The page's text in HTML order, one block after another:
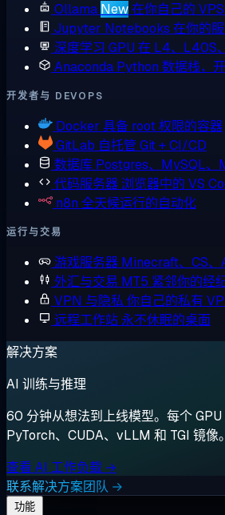
Ollama New在你自己的
Jupyter Notebooks 在你的
深度学习 GPU 在 L4、L40S
Anaconda Python 数据栈，
开发者与 DEVOPS
Docker 具备 root 权限的容器
GitLab 自托管 Git + CI/CD
数据库 Postgres、MySQL、
代码服务器 浏览器中的 VS
n8n 全天候运行的自动化
运行与交易
游戏服务器 Minecraft、CS、
外汇与交易 MT5 紧邻你的经
VPN 与隐私 你自己的私有
远程工作站 永不休眠的桌面
解决方案
AI 训练与推理
60 分钟从想法到上线模型。每个
PyTorch、CUDA、vLLM 和 TGI 镜像。
查看 AI 工作负载 →
联系解决方案团队 →